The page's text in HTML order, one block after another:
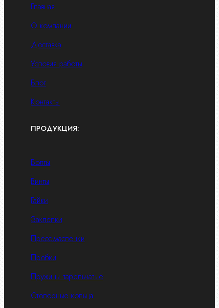
Главная
О компании
Доставка
Условия работы
Блог
Контакты
ПРОДУКЦИЯ:
Болты
Винты
Гайки
Заклепки
Пресс-масленки
Пробки
Пружины тарельчатые
Стопорные кольца